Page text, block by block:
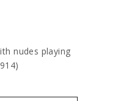
nudes playing